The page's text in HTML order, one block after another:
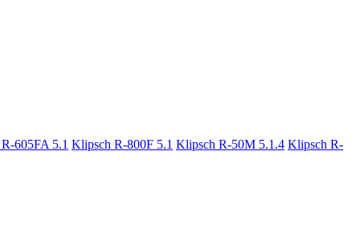
605FA 5.1 Klipsch R-800F 5.1 Klipsch R-50M 5.1.4 Klipsch R-